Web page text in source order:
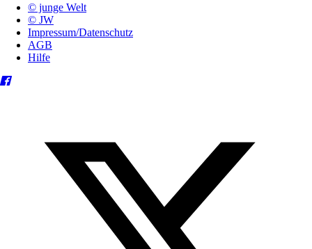
© junge Welt
© JW
Impressum/Datenschutz
AGB
Hilfe